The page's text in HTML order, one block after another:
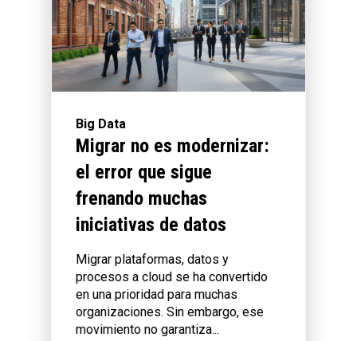
Big Data
Migrar no es modernizar:
el error que sigue
frenando muchas
iniciativas de datos
Migrar plataformas, datos y
procesos a cloud se ha convertido
en una prioridad para muchas
organizaciones. Sin embargo, ese
movimiento no garantiza...